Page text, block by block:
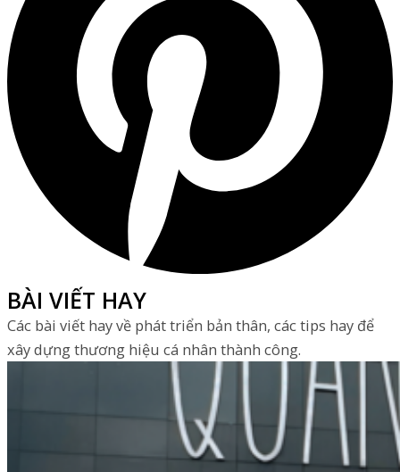
BÀI VIẾT HAY
Các bài viết hay về phát triển bản thân, các tips hay để
xây dựng thương hiệu cá nhân thành công.